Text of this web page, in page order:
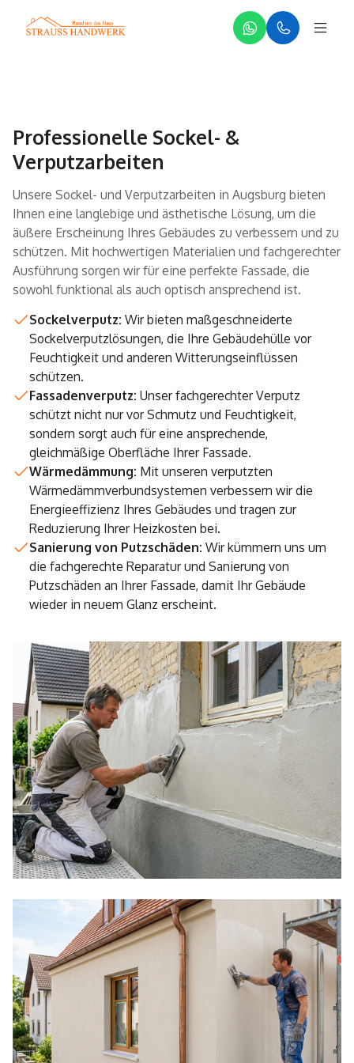
Professionelle Sockel- &
Verputzarbeiten
Unsere Sockel- und Verputzarbeiten in Augsburg bieten
Ihnen eine langlebige und ästhetische Lösung, um die
äußere Erscheinung Ihres Gebäudes zu verbessern und zu
schützen. Mit hochwertigen Materialien und fachgerechter
Ausführung sorgen wir für eine perfekte Fassade, die
sowohl funktional als auch optisch ansprechend ist.
Sockelverputz: Wir bieten maßgeschneiderte
Sockelverputzlösungen, die Ihre Gebäudehülle vor
Feuchtigkeit und anderen Witterungseinflüssen
schützen.
Fassadenverputz: Unser fachgerechter Verputz
schützt nicht nur vor Schmutz und Feuchtigkeit,
sondern sorgt auch für eine ansprechende,
gleichmäßige Oberfläche Ihrer Fassade.
Wärmedämmung: Mit unseren verputzten
Wärmedämmverbundsystemen verbessern wir die
Energieeffizienz Ihres Gebäudes und tragen zur
Reduzierung Ihrer Heizkosten bei.
Sanierung von Putzschäden: Wir kümmern uns um
die fachgerechte Reparatur und Sanierung von
Putzschäden an Ihrer Fassade, damit Ihr Gebäude
wieder in neuem Glanz erscheint.